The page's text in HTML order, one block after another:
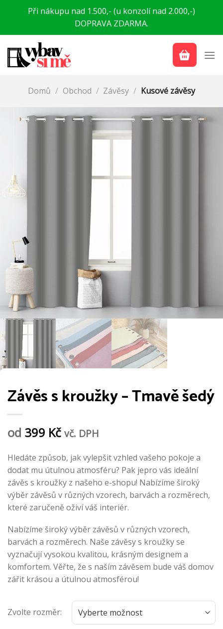
PřeskočitPři nákupu nad 1.500,- (u konzolí nad 2.000,-)
DOPRAVA ZDARMA.
Domů / Obchod / Závěsy / Kusové závěsy
Závěs s kroužky – Tmavě šedý
od 399 Kč vč. DPH
Hledáte způsob, jak vylepšit vzhled vašeho pokoje a
dodat mu útulnou atmosféru? Pak jepro vás ideální
závěs s kroužky z našeho e-shopu! Nabízíme široký
výběr závěsů v různých vzorech, barvách a rozměrech,
které zaručeně oživí váš interiér.
Nabízíme široký výběr závěsů v různých vzorech,
barvách a rozměrech. Naše závěsy s kroužky se
vyznačují vysokou kvalitou, krásným designem a
komfortem. Věřte, že s naším závěsem bude váš domov
zářit krásou a útulnou atmosférou!
Zvolte rozměr: